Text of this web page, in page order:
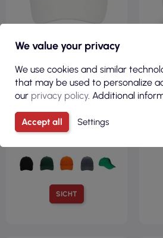
SICHT
2,48 €
( 3,05 € Brutto )
von Promostars
We value your privacy
We use cookies and similar
that may be used to personalize
our privacy policy. Additional
Accept all Settings